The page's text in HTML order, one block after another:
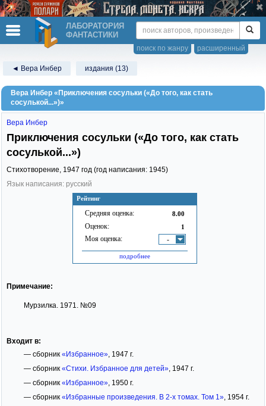
ЛАБОРАТОРИЯ
ФАНТАСТИКИ
расширенный
поиск по жанру
◄ Вера Инбер издания (13)
Вера Инбер «Приключения сосульки («До того, как стать
сосулькой...»)»
Рейтинг
Средняя оценка: 8.00
Оценок: 1
Моя оценка: -
подробнее
Вера Инбер
Приключения сосульки («До того, как стать
сосулькой...»)
Стихотворение, 1947 год (год написания: 1945)
Язык написания: русский
Примечание:
Мурзилка. 1971. №09
Входит в:
— сборник «Избранное», 1947 г.
— сборник «Стихи. Избранное для детей», 1947 г.
— сборник «Избранное», 1950 г.
— сборник «Избранные произведения. В 2-х томах. Том 1», 1954 г.